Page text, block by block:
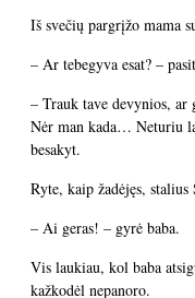
Iš svečių pargrįžo mama
– Ar tebegyva esat? –
– Trauk tave devynios, ar
Nėr man kada… Neturiu
besakyt.
Ryte, kaip žadėjęs,
– Ai geras! – gyrė baba.
Vis laukiau, kol baba
kažkodėl nepanoro.